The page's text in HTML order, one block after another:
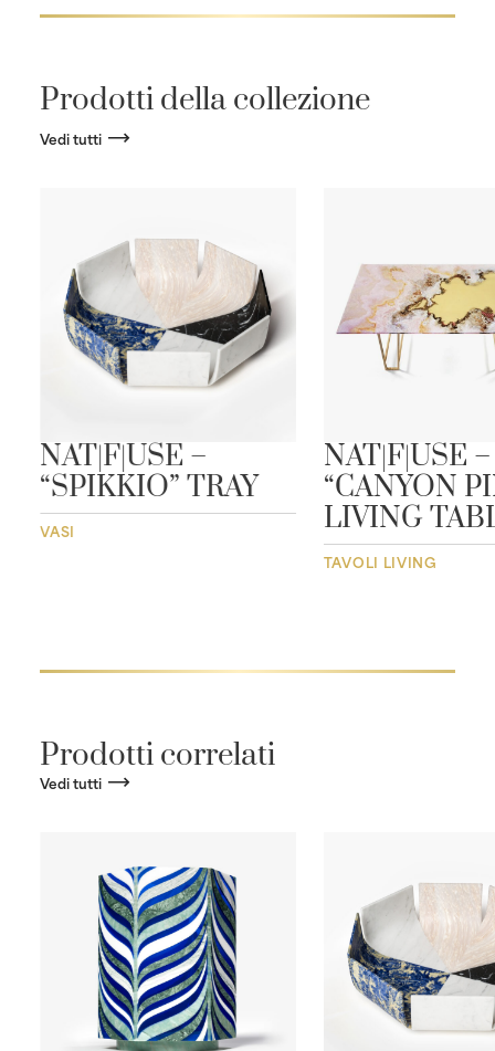
Prodotti della collezione
Vedi tutti
NAT|F|USE –
“SPIKKIO” TRAY
VASI
NAT|F|USE –
“CANYON
LIVING
TAVOLI LIVING
Prodotti correlati
Vedi tutti